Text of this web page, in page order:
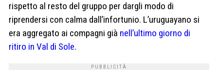
rispetto al resto del gruppo per dargli modo di
riprendersi con calma dall’infortunio. L’uruguayano si
era aggregato ai compagni già nell’ultimo giorno di
ritiro in Val di Sole.